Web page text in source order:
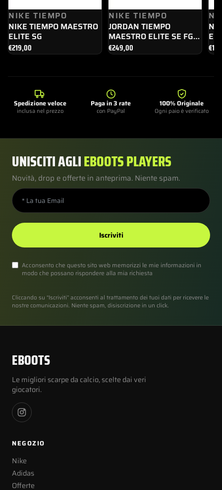
NIKE TIEMPO
NIKE TIEMPO MAESTRO
ELITE SG
€219,00
NIKE TIEMPO
JORDAN TIEMPO
MAESTRO ELITE SE FG
IF4126 - 100
€249,00
€
Spedizione veloce
inclusa nel prezzo
Paga in 3 rate
con PayPal
100% Originale
Ogni paio è verificato
UNISCITI AGLIEBOOTS PLAYERS
Novità, drop e offerte in anteprima. Niente spam.
Iscriviti
Acconsento che questo sito web memorizzi le mie informazioni in
modo che possano rispondere alla mia richiesta
Cliccando su “Iscriviti” acconsenti al trattamento dei tuoi dati per ricevere le
nostre comunicazioni. Niente spam, disiscrizione in un click.
EBOOTS
Le migliori scarpe da calcio, scelte dai veri
giocatori.
NEGOZIO
Nike
Adidas
Offerte